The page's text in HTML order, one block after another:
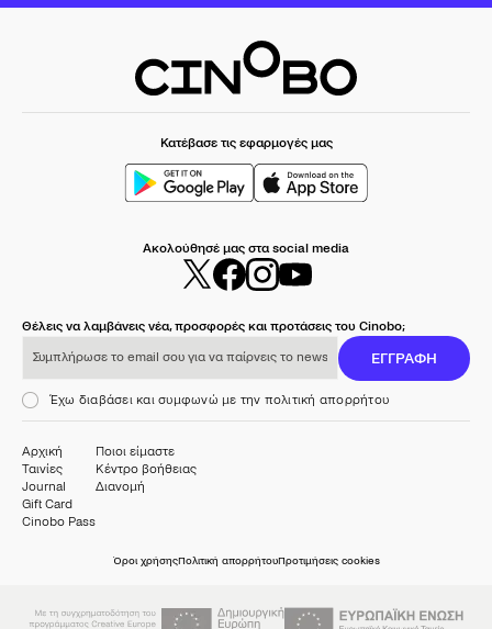
Κατέβασε τις εφαρμογές μας
Ακολούθησέ μας στα social media
Θέλεις να λαμβάνεις νέα, προσφορές και προτάσεις του Cinobo;
ΕΓΓΡΑΦΗ
Έχω διαβάσει και συμφωνώ με την πολιτική απορρήτου
Αρχική
Ταινίες
Journal
Gift Card
Cinobo Pass
Ποιοι είμαστε
Κέντρο βοήθειας
Διανομή
Όροι χρήσηςΠολιτική απορρήτουΠροτιμήσεις cookies